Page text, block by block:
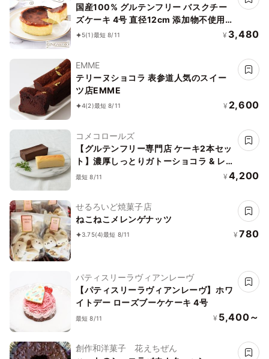
国産100% グルテンフリー バスクチー
ズケーキ 4号 直径12cm 添加物不使用
白砂糖フリー
5(1)最短 8/11 ¥ 3,480
EMME
テリーヌショコラ 表参道人気のスイー
ツ店EMME
4(2)最短 8/11 ¥ 2,600
コメコロールズ
【グルテンフリー専門店 ケーキ2本セッ
ト】濃厚しっとりガトーショコラ & レ
モン香る NYチーズケーキ
最短 8/11 ¥ 4,200
せるろいど焼菓子店
ねこねこメレンゲナッツ
3.75(4)最短 8/11 ¥ 780
パティスリーラヴィアンレーヴ
【パティスリーラヴィアンレーヴ】ホワ
イトデー ローズブーケケーキ 4号
最短 8/11 ¥ 5,400～
創作和洋菓子 花えちぜん